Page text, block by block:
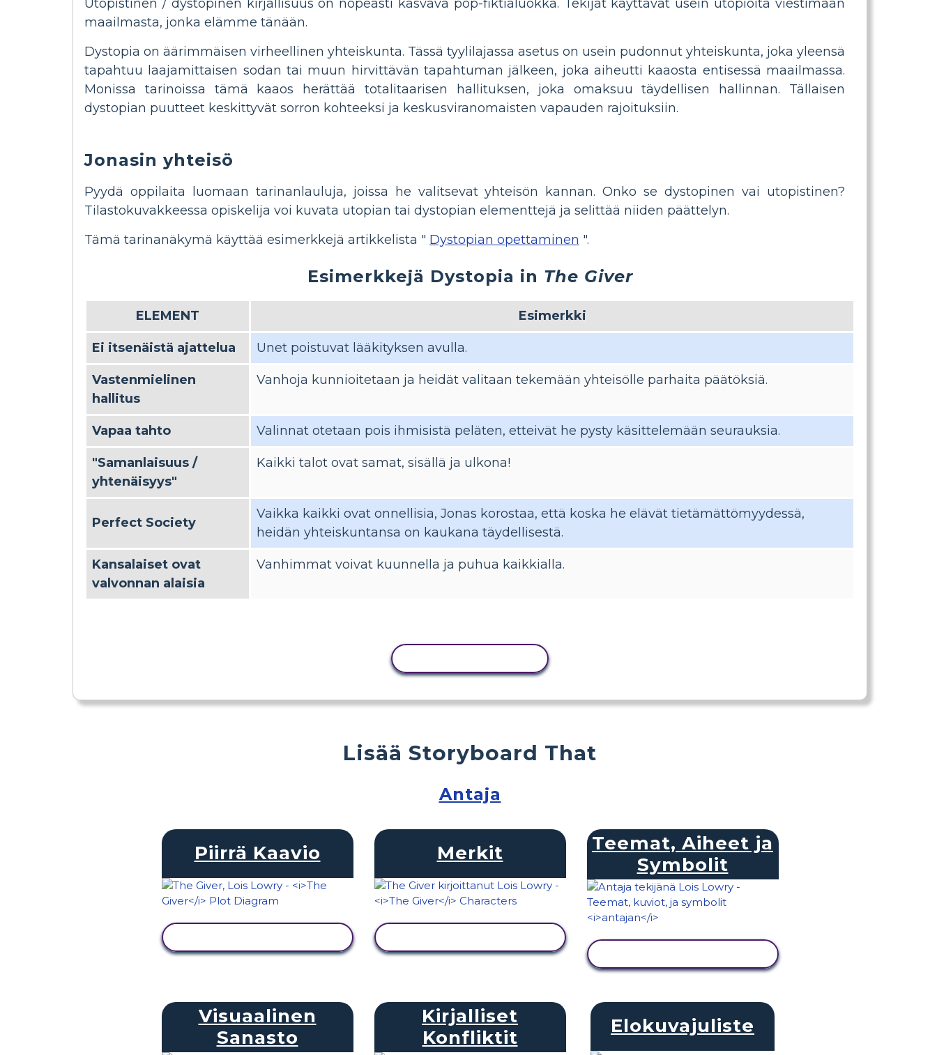
Utopistinen / dystopinen kirjallisuus on nopeasti kasvava pop-fiktialuokka. Tekijät käyttävät usein utopioita viestimään
maailmasta, jonka elämme tänään.
Dystopia on äärimmäisen virheellinen yhteiskunta. Tässä tyylilajassa asetus on usein pudonnut yhteiskunta, joka yleensä
tapahtuu laajamittaisen sodan tai muun hirvittävän tapahtuman jälkeen, joka aiheutti kaaosta entisessä maailmassa.
Monissa tarinoissa tämä kaaos herättää totalitaarisen hallituksen, joka omaksuu täydellisen hallinnan. Tällaisen
dystopian puutteet keskittyvät sorron kohteeksi ja keskusviranomaisten vapauden rajoituksiin.
Jonasin yhteisö
Pyydä oppilaita luomaan tarinanlauluja, joissa he valitsevat yhteisön kannan. Onko se dystopinen vai utopistinen?
Tilastokuvakkeessa opiskelija voi kuvata utopian tai dystopian elementtejä ja selittää niiden päättelyn.
Tämä tarinanäkymä käyttää esimerkkejä artikkelista " Dystopian opettaminen ".
Esimerkkejä Dystopia in The Giver
ELEMENT Esimerkki
Ei itsenäistä ajattelua Unet poistuvat lääkityksen avulla.
Vastenmielinen
hallitus
Vanhoja kunnioitetaan ja heidät valitaan tekemään yhteisölle parhaita päätöksiä.
Vapaa tahto Valinnat otetaan pois ihmisistä peläten, etteivät he pysty käsittelemään seurauksia.
"Samanlaisuus /
yhtenäisyys"
Kaikki talot ovat samat, sisällä ja ulkona!
Perfect Society
Vaikka kaikki ovat onnellisia, Jonas korostaa, että koska he elävät tietämättömyydessä,
heidän yhteiskuntansa on kaukana täydellisestä.
Kansalaiset ovat
valvonnan alaisia
Vanhimmat voivat kuunnella ja puhua kaikkialla.
Lisää Storyboard That
Antaja
Piirrä Kaavio Merkit
Teemat, Aiheet ja
Symbolit
Visuaalinen
Sanasto
Kirjalliset
Konfliktit
Elokuvajuliste